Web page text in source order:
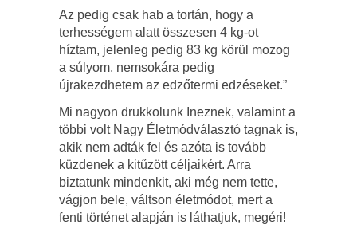
Az pedig csak hab a tortán, hogy a
terhességem alatt összesen 4 kg-ot
híztam, jelenleg pedig 83 kg körül mozog
a súlyom, nemsokára pedig
újrakezdhetem az edzőtermi edzéseket.”
Mi nagyon drukkolunk Ineznek, valamint a
többi volt Nagy Életmódválasztó tagnak is,
akik nem adták fel és azóta is tovább
küzdenek a kitűzött céljaikért. Arra
biztatunk mindenkit, aki még nem tette,
vágjon bele, váltson életmódot, mert a
fenti történet alapján is láthatjuk, megéri!